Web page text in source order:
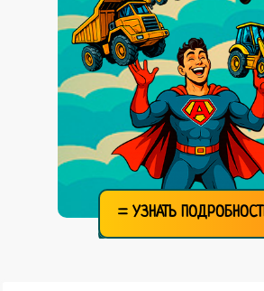
= УЗНАТЬ